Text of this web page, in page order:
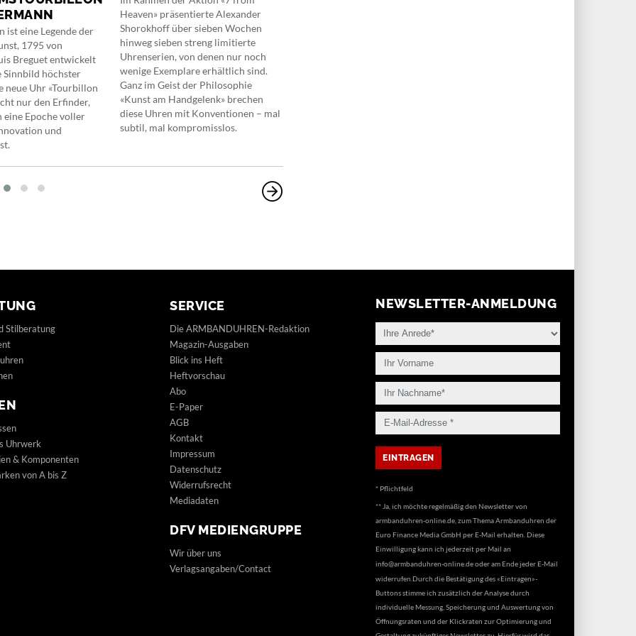
ist eine Legende der
1795 von
Breguet entwickelt
Sinnbild höchster
neue Uhr «Tourbillon
nur den Erfinder,
eine Epoche voller
und
Heaven» präsentierte Alexander
Shorokhoff über sieben Wochen
hinweg sieben streng limitierte
Uhrenserien, von denen nur noch
wenige Exemplare erhältlich sind.
Ganz im Geist der Philosophie
«Kunst am Handgelenk» brechen
diese Uhren mit Konventionen – mal
subtil, mal kompromisslos.
Stilberatung
Uhrwerk
& Komponenten
von A bis Z
SERVICE
Die ARMBANDUHREN-Redaktion
Magazin-Ausgaben
Blick ins Heft
Heftvorschau
Abo
E-Paper
AGB
Kontakt
Impressum
Datenschutz
Widerrufsrecht
Mediadaten
DFV MEDIENGRUPPE
Wir über uns
Verlagsangaben/Contact
NEWSLETTER-ANMELDUNG
* Pflichtfeld
** Ja, ich möchte regelmäßig den Newsletter von
armbanduhren-online.de, zum Thema Armbanduhren der
Euro Finance Media GmbH per E-Mail erhalten. Diese
Einwilligung kann ich jederzeit per Mail an
info@armbanduhren-online.deoder am Ende jeder E-Mail
widerrufen.Durch die Bestätigung des «Eintragen»-
Buttons stimme ich zusätzlich der Analyse durch
individuelle Messung, Speicherung und Auswertung von
Öffnungsraten und der Klickraten zur Optimierung und